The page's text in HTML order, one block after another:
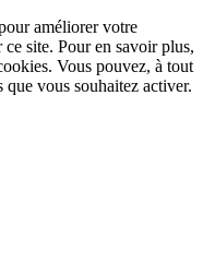
améliorer votre
site. Pour en savoir plus,
Vous pouvez, à tout
vous souhaitez activer.